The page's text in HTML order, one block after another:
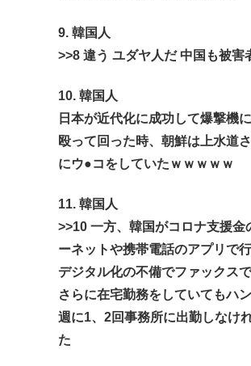
9. 韓国人
>>8 違う ユダヤ人だ 中国も被害
10. 韓国人
日本が近代化に成功して爆撃機
殴って回った時、朝鮮は上水道
にウ●コをしていたｗｗｗｗｗ
11. 韓国人
>>10 一方、韓国がコロナ支援金
ーネットや携帯電話のアプリで
デジタル化の不備でファックス
さらに在宅勤務をしていてもハ
週に1、2回事務所に出勤しなけ
た